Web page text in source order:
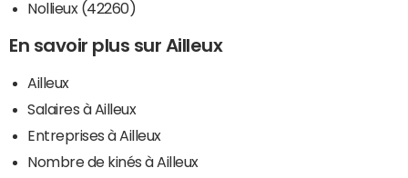
Nollieux (42260)
En savoir plus sur Ailleux
Ailleux
Salaires à Ailleux
Entreprises à Ailleux
Nombre de kinés à Ailleux